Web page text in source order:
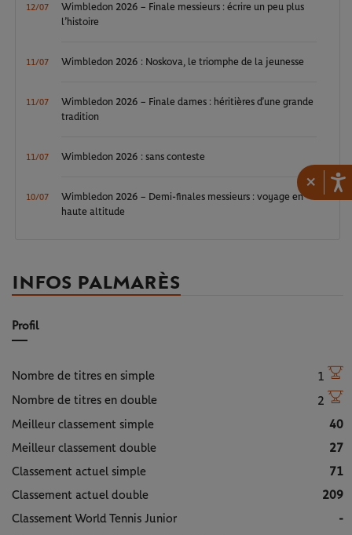
×
12/07
Wimbledon 2026 – Finale messieurs : écrire un peu plus
l’histoire
11/07 Wimbledon 2026 : Noskova, le triomphe de la jeunesse
11/07
Wimbledon 2026 – Finale dames : héritières d’une grande
tradition
11/07 Wimbledon 2026 : sans conteste
10/07
Wimbledon 2026 – Demi-finales messieurs : voyage en
haute altitude
INFOS PALMARÈS
Profil
Nombre de titres en simple
1
Nombre de titres en double
2
Meilleur classement simple
40
Meilleur classement double
27
Classement actuel simple
71
Classement actuel double
209
Classement World Tennis Junior
-